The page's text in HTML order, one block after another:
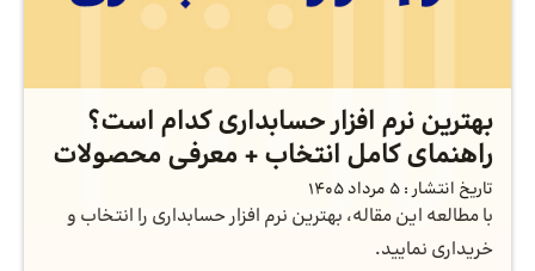
بهترین نرم افزار حسابداری کدام است؟
راهنمای کامل انتخاب + معرفی محصولات
تاریخ انتشار : 5 مرداد 1405
با مطالعه این مقاله، بهترین نرم افزار حسابداری را انتخاب و
خریداری نمایید.